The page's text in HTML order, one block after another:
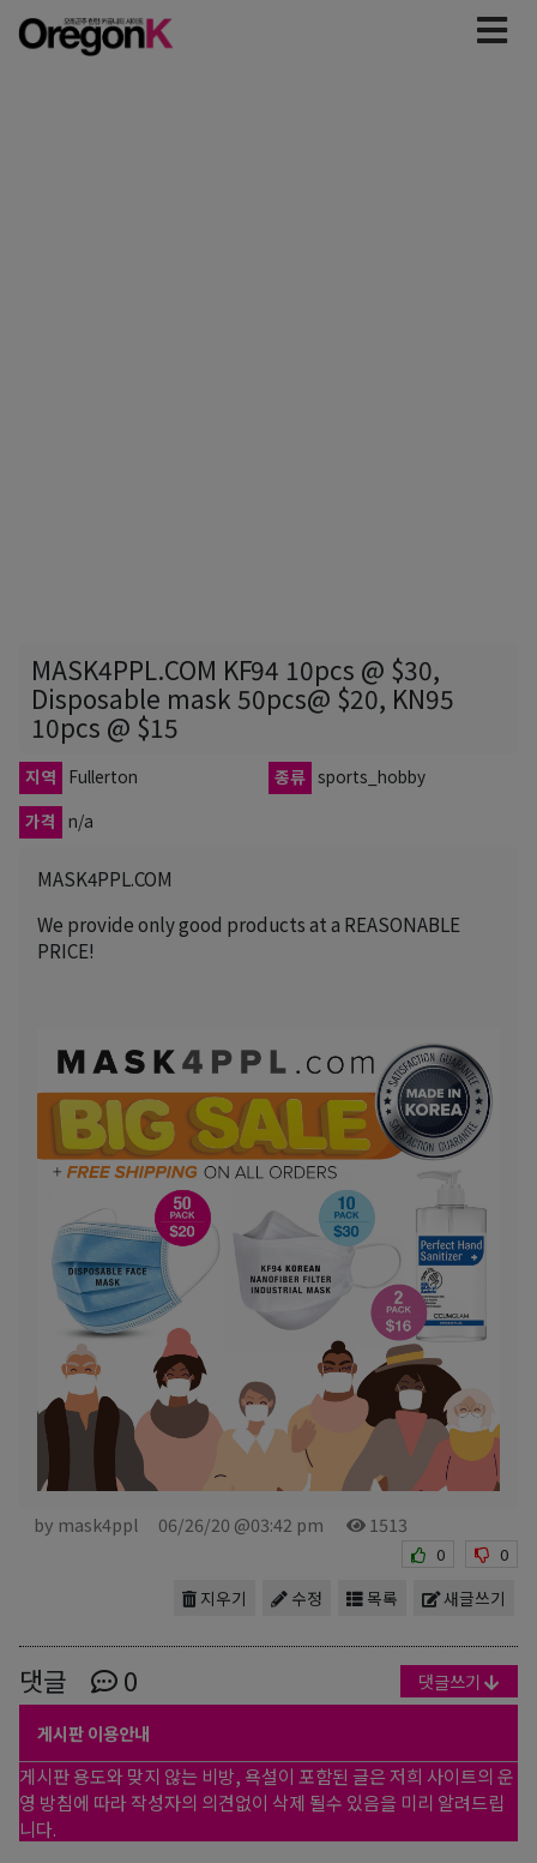
MASK4PPL.COM KF94 10pcs @ $30,
Disposable mask 50pcs@ $20, KN95
10pcs @ $15
지역 Fullerton 종류 sports_hobby
가격 n/a
MASK4PPL.COM
We provide only good products at a REASONABLE
PRICE!
by mask4ppl 06/26/20 @03:42 pm 1513
0 0
새글쓰기
목록
수정
지우기
댓글 0 댓글쓰기
게시판 이용안내
게시판 용도와 맞지 않는 비방, 욕설이 포함된 글은 저희 사이트의 운
영 방침에 따라 작성자의 의견없이 삭제 될수 있음을 미리 알려드립
니다.